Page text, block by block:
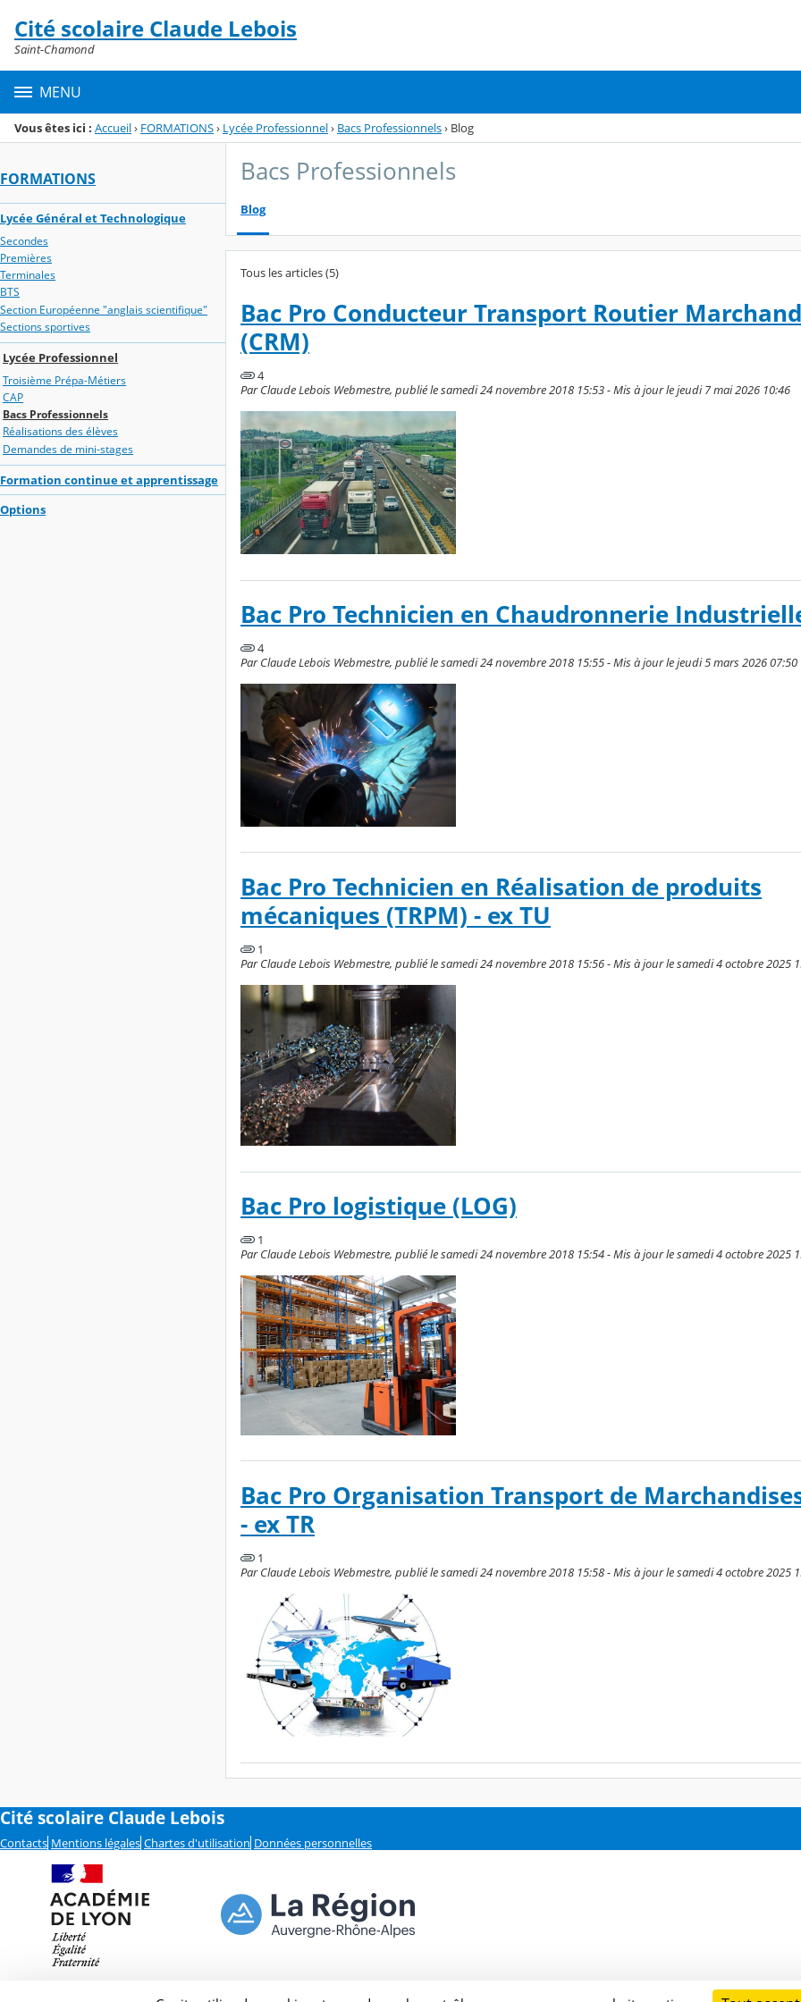
Menu de la rubrique
Contenu
Cité scolaire Claude Lebois
Saint-Chamond
MENU
Vous êtes ici : Accueil› FORMATIONS› Lycée Professionnel› Bacs Professionnels› Blog
FORMATIONS
Lycée Général et Technologique
Secondes
Premières
Terminales
BTS
Section Européenne "anglais scientifique"
Sections sportives
Lycée Professionnel
Troisième Prépa-Métiers
CAP
Bacs Professionnels
Réalisations des élèves
Demandes de mini-stages
Formation continue et apprentissage
Options
Bacs Professionnels
Blog
Tous les articles (5)
Bac Pro Conducteur Transport Routier
(CRM)
4
Par Claude Lebois Webmestre, publié le samedi 24 novembre 2018 15:53 - Mis à jour le jeudi 7 mai 2026 10:46
Bac Pro Technicien en Chaudronnerie
4
Par Claude Lebois Webmestre, publié le samedi 24 novembre 2018 15:55 - Mis à jour le jeudi 5 mars 2026 07:50
Bac Pro Technicien en Réalisation de produits
mécaniques (TRPM) - ex TU
1
Par Claude Lebois Webmestre, publié le samedi 24 novembre 2018 15:56 - Mis à jour le samedi 4 octobre 2025
Bac Pro logistique (LOG)
1
Par Claude Lebois Webmestre, publié le samedi 24 novembre 2018 15:54 - Mis à jour le samedi 4 octobre 2025
Bac Pro Organisation Transport de
- ex TR
1
Par Claude Lebois Webmestre, publié le samedi 24 novembre 2018 15:58 - Mis à jour le samedi 4 octobre 2025
Cité scolaire Claude Lebois
Contacts Mentions légales Chartes d'utilisation Données personnelles